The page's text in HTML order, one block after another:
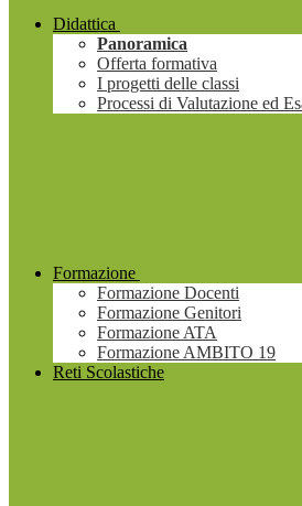
Didattica
Panoramica
Offerta formativa
I progetti delle classi
Processi di Valutazione ed
Formazione
Formazione Docenti
Formazione Genitori
Formazione ATA
Formazione AMBITO 19
Reti Scolastiche